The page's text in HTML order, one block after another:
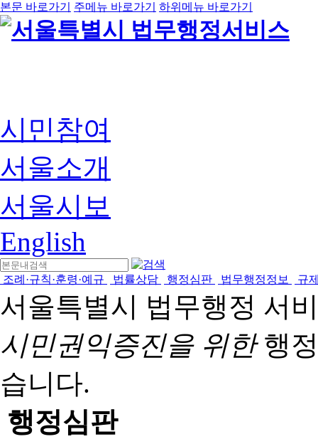
본문 바로가기 주메뉴 바로가기 하위메뉴 바로가기
시민참여
서울소개
서울시보
English
조례·규칙·훈령·예규 법률상담 행정심판 법무행정정보 규
서울특별시 법무행정 서
시민권익증진을 위한행
습니다.
행정심판